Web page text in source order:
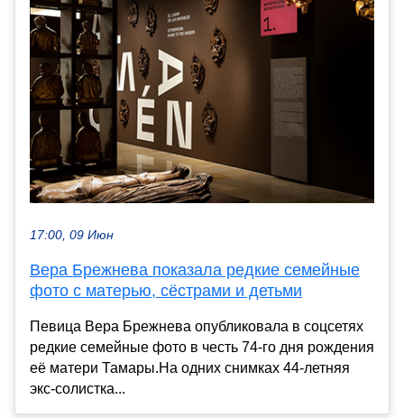
17:00, 09 Июн
Вера Брежнева показала редкие семейные
фото с матерью, сёстрами и детьми
Певица Вера Брежнева опубликовала в соцсетях
редкие семейные фото в честь 74-го дня рождения
её матери Тамары.На одних снимках 44-летняя
экс-солистка...